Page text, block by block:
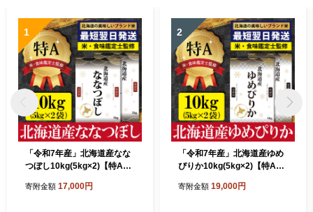
1
「令和7年産」北海道産なな
つぼし10kg(5kg×2)【特Aラ
最短翌日発送＞【1606018】
寄附金額 17,000円
2
「令和7年産」北海道産ゆめ
ぴりか10kg(5kg×2)【特Aラ
最短翌日発送＞【1606120】
寄附金額 19,000円